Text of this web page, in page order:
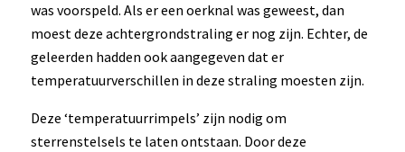
was voorspeld. Als er een oerknal was geweest, dan
moest deze achtergrondstraling er nog zijn. Echter, de
geleerden hadden ook aangegeven dat er
temperatuurverschillen in deze straling moesten zijn.
Deze ‘temperatuurrimpels’ zijn nodig om
sterrenstelsels te laten ontstaan. Door deze